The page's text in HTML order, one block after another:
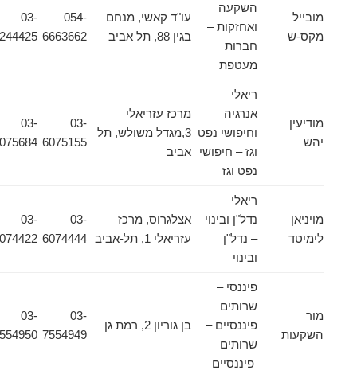
מובייל
מקס-ש
השקעה
ואחזקות –
חברות
מעטפת
עו"ד קאשי, מנחם
054-
6663662
6244425
מודיעין
ריאלי –
אנרגיה
וחיפושי נפט
וגז – חיפושי
נפט וגז
מרכז עזריאלי
3,מגדל משולש, תל
אביב
6075155
6075684
מויניאן
לימיטד
ריאלי –
נדל"ן ובינוי
– נדל"ן
ובינוי
אצלגרוס, מרכז
עזריאלי 1, תל-אביב
6074444
6074422
השקעות
פיננסי –
שרותים
פיננסיים –
שרותים
פיננסיים
בן גוריון 2, רמת גן
7554949
7554950